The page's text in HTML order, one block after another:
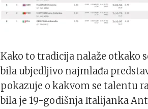
Kako to tradicija nalaže otkako
bila ubjedljivo najmlađa
pokazuje o kakvom se talentu
bila je 19-godišnja Italijanka